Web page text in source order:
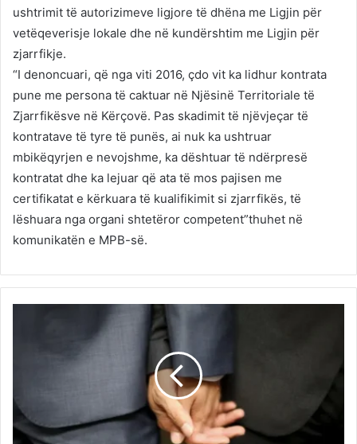
ushtrimit të autorizimeve ligjore të dhëna me Ligjin për
vetëqeverisje lokale dhe në kundërshtim me Ligjin për
zjarrfikje.
“I denoncuari, që nga viti 2016, çdo vit ka lidhur kontrata
pune me persona të caktuar në Njësinë Territoriale të
Zjarrfikësve në Kërçovë. Pas skadimit të njëvjeçar të
kontratave të tyre të punës, ai nuk ka ushtruar
mbikëqyrjen e nevojshme, ka dështuar të ndërpresë
kontratat dhe ka lejuar që ata të mos pajisen me
certifikatat e kërkuara të kualifikimit si zjarrfikës, të
lëshuara nga organi shtetëror competent”thuhet në
komunikatën e MPB-së.